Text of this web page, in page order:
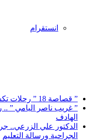
انستقرام
” قصاصة 18 ” رحلات تكسير الأحجار للدكتور راشد الشاشاني
” غريب ناصر اليامي ” ..
الهادف
الدكتور علي الزرعي..
الجراحية ورسالة التعليم